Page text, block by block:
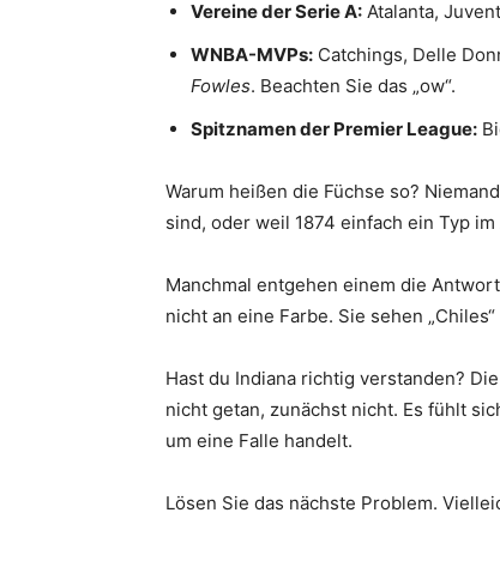
Vereine der Serie A: Atalanta,
WNBA-MVPs: Catchings, Delle
Fowles. Beachten Sie das „ow“.
Spitznamen der Premier League:
Warum heißen die Füchse so?
sind, oder weil 1874 einfach ein Typ
Manchmal entgehen einem die
nicht an eine Farbe. Sie sehen
Hast du Indiana richtig verstanden?
nicht getan, zunächst nicht. Es fühlt
um eine Falle handelt.
Lösen Sie das nächste Problem.